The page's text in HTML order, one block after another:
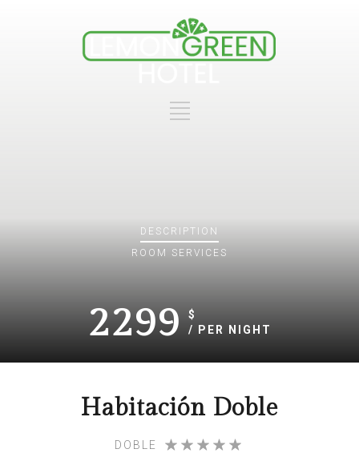
DESCRIPTION
ROOM SERVICES
2299
$
/ PER NIGHT
Habitación Doble
DOBLE